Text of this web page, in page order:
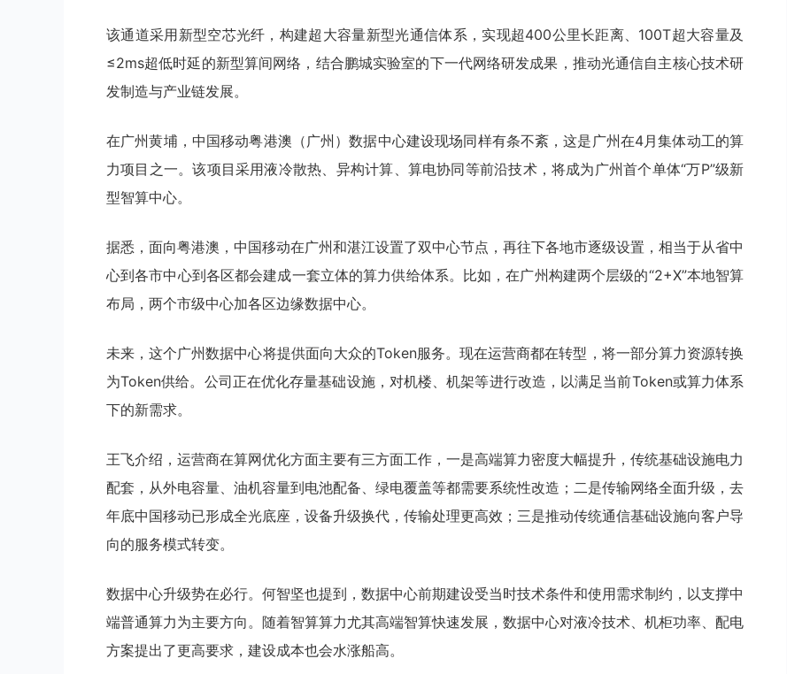
该通道采用新型空芯光纤，构建超大容量新型光通信体系，实现超400公里长距离、100T超大容量及
≤2ms超低时延的新型算间网络，结合鹏城实验室的下一代网络研发成果，推动光通信自主核心技术研
发制造与产业链发展。
在广州黄埔，中国移动粤港澳（广州）数据中心建设现场同样有条不紊，这是广州在4月集体动工的算
力项目之一。该项目采用液冷散热、异构计算、算电协同等前沿技术，将成为广州首个单体“万P”级新
型智算中心。
据悉，面向粤港澳，中国移动在广州和湛江设置了双中心节点，再往下各地市逐级设置，相当于从省中
心到各市中心到各区都会建成一套立体的算力供给体系。比如，在广州构建两个层级的“2+X”本地智算
布局，两个市级中心加各区边缘数据中心。
未来，这个广州数据中心将提供面向大众的Token服务。现在运营商都在转型，将一部分算力资源转换
为Token供给。公司正在优化存量基础设施，对机楼、机架等进行改造，以满足当前Token或算力体系
下的新需求。
王飞介绍，运营商在算网优化方面主要有三方面工作，一是高端算力密度大幅提升，传统基础设施电力
配套，从外电容量、油机容量到电池配备、绿电覆盖等都需要系统性改造；二是传输网络全面升级，去
年底中国移动已形成全光底座，设备升级换代，传输处理更高效；三是推动传统通信基础设施向客户导
向的服务模式转变。
数据中心升级势在必行。何智坚也提到，数据中心前期建设受当时技术条件和使用需求制约，以支撑中
端普通算力为主要方向。随着智算算力尤其高端智算快速发展，数据中心对液冷技术、机柜功率、配电
方案提出了更高要求，建设成本也会水涨船高。